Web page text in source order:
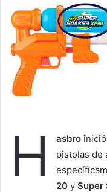
H asbro
pistolas de
20 y Super